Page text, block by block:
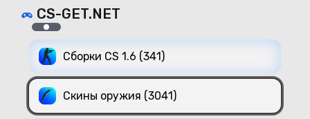
CS-GET.NET
Сборки CS 1.6 (341)
Скины оружия (3041)